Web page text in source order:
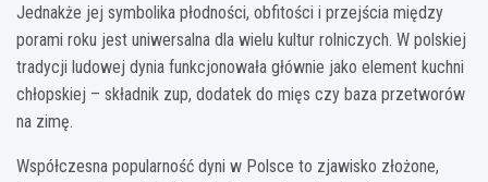
Jednakże jej symbolika płodności, obfitości i przejścia między
porami roku jest uniwersalna dla wielu kultur rolniczych. W polskiej
tradycji ludowej dynia funkcjonowała głównie jako element kuchni
chłopskiej – składnik zup, dodatek do mięs czy baza przetworów
na zimę.
Współczesna popularność dyni w Polsce to zjawisko złożone,